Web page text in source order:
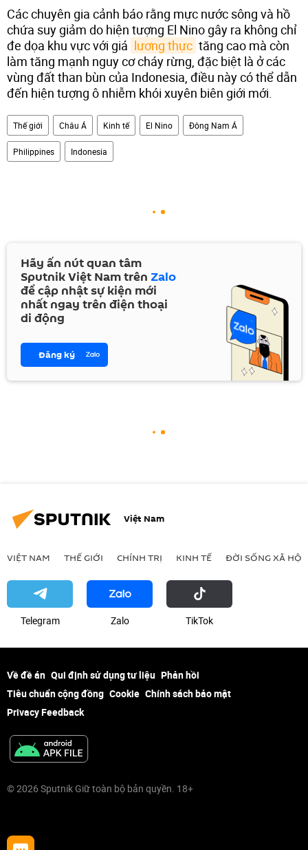
Các chuyên gia cảnh báo rằng mực nước sông và hồ
chứa suy giảm do hiện tượng El Nino gây ra không chỉ
đe dọa khu vực với giá lương thực tăng cao mà còn
làm tăng mạnh nguy cơ cháy rừng, đặc biệt là ở các
vùng đất than bùn của Indonesia, điều này có thể dẫn
đến hiện tượng ô nhiễm khói xuyên biên giới mới.
Thế giới Châu Á Kinh tế El Nino Đông Nam Á
Philippines Indonesia
Hãy ấn nút quan tâm
Sputnik Việt Nam trên Zalo
để cập nhật sự kiện mới
nhất ngay trên điện thoại
di động
Đăng ký
Việt Nam
VIỆT NAM THẾ GIỚI CHÍNH TRỊ KINH TẾ ĐỜI SỐNG XÃ HỘI
Telegram Zalo ТikТоk
Về đề án Qui định sử dụng tư liệu Phản hồi
Tiêu chuẩn cộng đồng Cookie Chính sách bảo mật
Privacy Feedback
© 2026 Sputnik Giữ toàn bộ bản quyền. 18+